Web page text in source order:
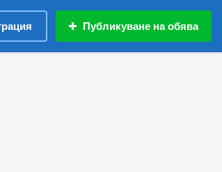
Публикуване на обява